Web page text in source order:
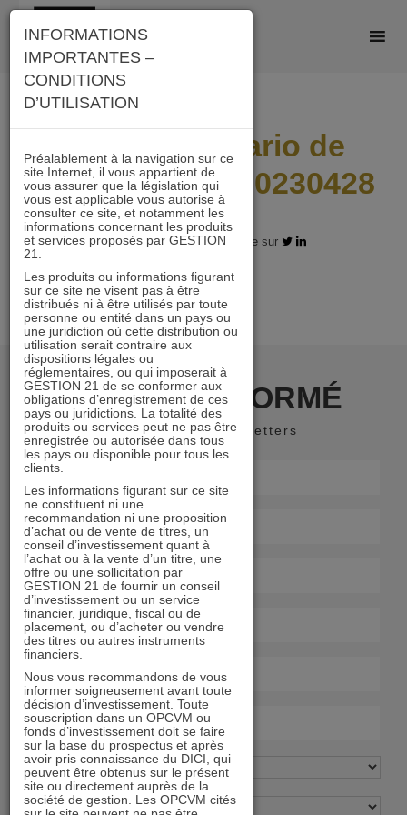
Skip
content
I21_ID_Scenario de
performance_20230428
07.12.2023 - Partagez l'article sur
RESTER INFORMÉ
Recevoir nos newsletters
INFORMATIONS
IMPORTANTES –
CONDITIONS
D’UTILISATION
Préalablement à la navigation sur ce
site Internet, il vous appartient de
vous assurer que la législation qui
vous est applicable vous autorise à
consulter ce site, et notamment les
informations concernant les produits
et services proposés par GESTION
21.
Les produits ou informations figurant
sur ce site ne visent pas à être
distribués ni à être utilisés par toute
personne ou entité dans un pays ou
une juridiction où cette distribution ou
utilisation serait contraire aux
dispositions légales ou
réglementaires, ou qui imposerait à
GESTION 21 de se conformer aux
obligations d’enregistrement de ces
pays ou juridictions. La totalité des
produits ou services peut ne pas être
enregistrée ou autorisée dans tous
les pays ou disponible pour tous les
clients.
Les informations figurant sur ce site
ne constituent ni une
recommandation ni une proposition
d’achat ou de vente de titres, un
conseil d’investissement quant à
l’achat ou à la vente d’un titre, une
offre ou une sollicitation par
GESTION 21 de fournir un conseil
d’investissement ou un service
financier, juridique, fiscal ou de
placement, ou d’acheter ou vendre
des titres ou autres instruments
financiers.
Nous vous recommandons de vous
informer soigneusement avant toute
décision d’investissement. Toute
souscription dans un OPCVM ou
fonds d’investissement doit se faire
sur la base du prospectus et après
avoir pris connaissance du DICI, qui
peuvent être obtenus sur le présent
site ou directement auprès de la
société de gestion. Les OPCVM cités